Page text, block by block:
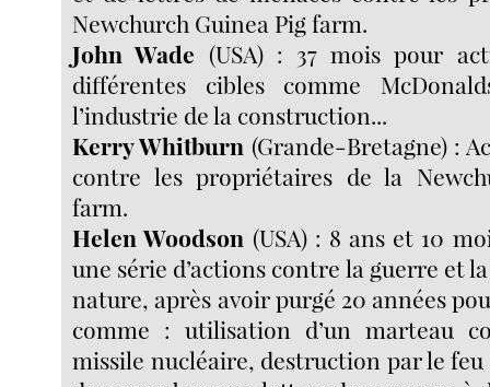
Newchurch Guinea Pig farm.
John Wade (USA) : 37 mois pour
différentes cibles comme
l’industrie de la construction...
Kerry Whitburn (Grande-Bretagne) :
contre les propriétaires de la
farm.
Helen Woodson (USA) : 8 ans et 10
une série d’actions contre la guerre et
nature, après avoir purgé 20 années
comme : utilisation d’un marteau
missile nucléaire, destruction par le feu